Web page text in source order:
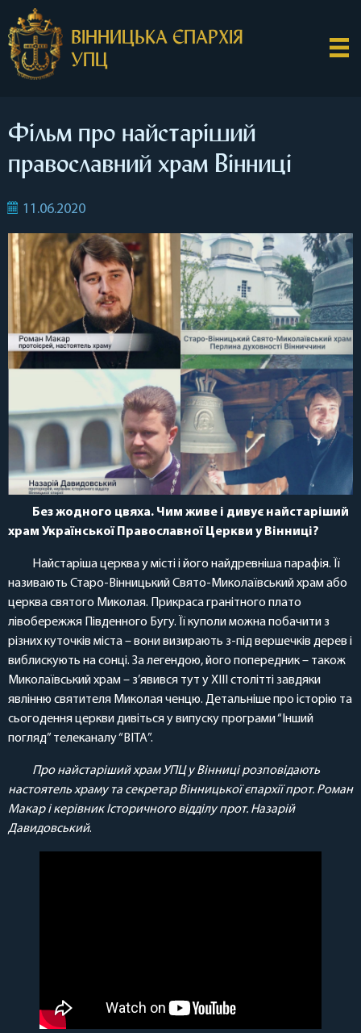
ВІННИЦЬКА ЄПАРХІЯ
УПЦ
Фільм про найстаріший
православний храм Вінниці
11.06.2020
Без жодного цвяха. Чим живе і дивує найстаріший
храм Української Православної Церкви у Вінниці?
Найстаріша церква у місті і його найдревніша парафія. Її
називають Старо-Вінницький Свято-Миколаївський храм або
церква святого Миколая. Прикраса гранітного плато
лівобережжя Південного Бугу. Її куполи можна побачити з
різних куточків міста – вони визирають з-під вершечків дерев і
виблискують на сонці. За легендою, його попередник – також
Миколаївський храм – з’явився тут у XIII столітті завдяки
явлінню святителя Миколая ченцю. Детальніше про історію та
сьогодення церкви дивіться у випуску програми “Інший
погляд” телеканалу “ВІТА”.
Про найстаріший храм УПЦ у Вінниці розповідають
настоятель храму та секретар Вінницької єпархії прот. Роман
Макар і керівник Історичного відділу прот. Назарій
Давидовський.